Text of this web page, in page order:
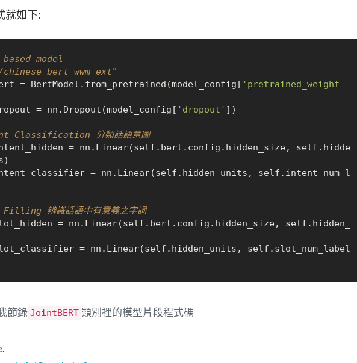
就如下:
based model
bert-wwm-ext"
= BertModel.from_pretrained(model_config[ 'pretrained_weight
= nn.Dropout(model_config[ 'dropout' ])
Classification-分類話語意圖
= nn.Linear(self.bert.config.hidden_size, self.hidde
= nn.Linear(self.hidden_units, self.intent_num_l
辨識話語中有意義之字詞
= nn.Linear(self.bert.config.hidden_size, self.hidden_
= nn.Linear(self.hidden_units, self.slot_num_label
節錄 JointBERT 類別裡的模型片段程式碼